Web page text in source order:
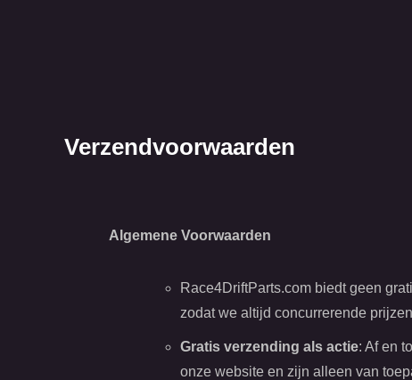
Verzendvoorwaarden
Algemene Voorwaarden
Race4DriftParts.com biedt geen
zodat we altijd concurrerende
Gratis verzending als actie: Af en
onze website en zijn alleen van